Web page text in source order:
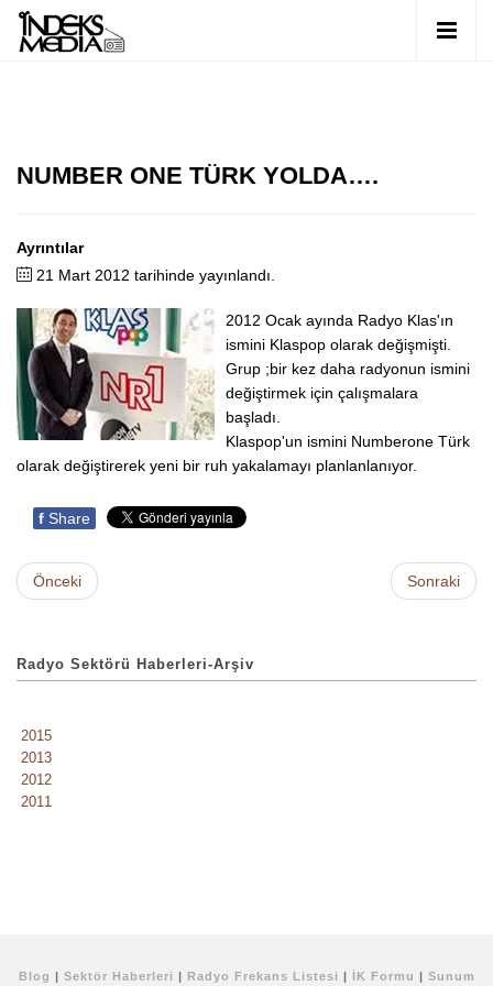
NUMBER ONE TÜRK YOLDA….
Ayrıntılar
21 Mart 2012 tarihinde yayınlandı.
2012 Ocak ayında Radyo Klas'ın
ismini Klaspop olarak değişmişti.
Grup ;bir kez daha radyonun ismini
değiştirmek için çalışmalara
başladı.
Klaspop'un ismini Numberone Türk
olarak değiştirerek yeni bir ruh yakalamayı planlanlanıyor.
f Share
Önceki Sonraki
Radyo Sektörü Haberleri-Arşiv
2015
2013
2012
2011
Blog | Sektör Haberleri | Radyo Frekans Listesi | İK Formu | Sunum